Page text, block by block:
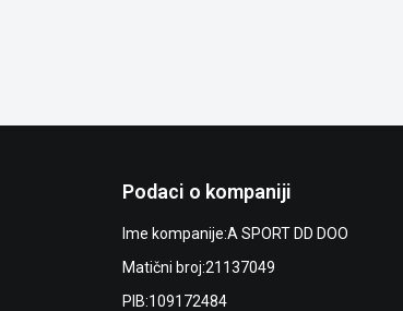
Podaci o kompaniji
Ime kompanije:A SPORT DD DOO
Matični broj:21137049
PIB:109172484